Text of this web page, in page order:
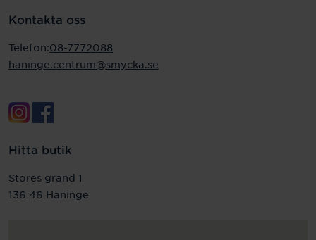
Kontakta oss
Telefon:08-7772088
haninge.centrum@smycka.se
Hitta butik
Stores gränd 1
136 46 Haninge